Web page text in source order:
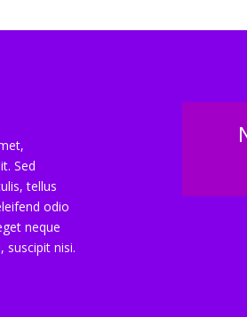
Sed
tellus
odio
neque
suscipit nisi.